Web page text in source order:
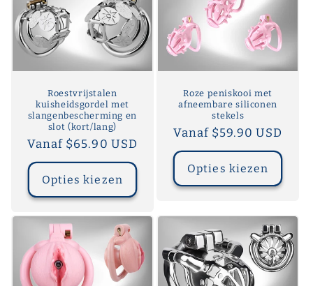
Roestvrijstalen
kuisheidsgordel met
slangenbescherming en
slot (kort/lang)
Normale
prijs
Vanaf $65.90 USD
Opties kiezen
Roze peniskooi met
afneembare siliconen
stekels
Normale
prijs
Vanaf $59.90 USD
Opties kiezen